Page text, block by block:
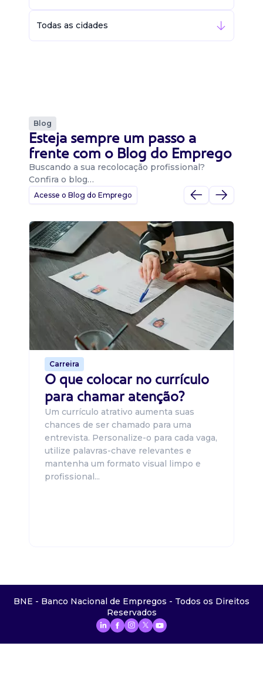
Todas as cidades
Blog
Esteja sempre um passo a
frente com o Blog do Emprego
Buscando a sua recolocação profissional?
Confira o blog…
Acesse o Blog do Emprego
Carreira
O que colocar no currículo
para chamar atenção?
Um currículo atrativo aumenta suas
chances de ser chamado para uma
entrevista. Personalize-o para cada vaga,
utilize palavras-chave relevantes e
mantenha um formato visual limpo e
profissional...
BNE - Banco Nacional de Empregos - Todos os Direitos
Reservados